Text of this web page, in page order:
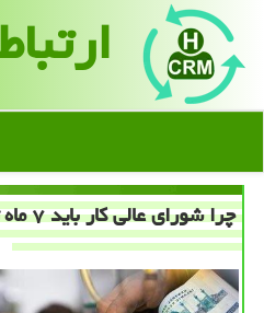
چرا شورای عالی کار باید ۷ ماه تعطیل باشد؟